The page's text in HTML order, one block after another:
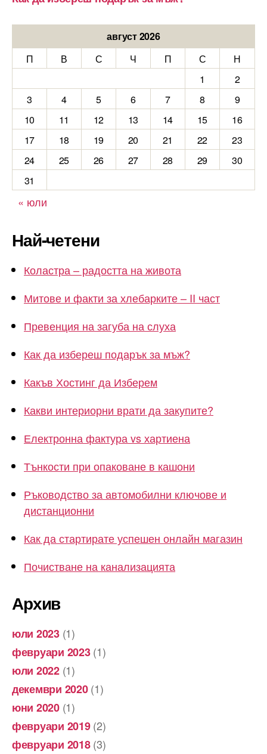
август 2026
П
В С Ч П С
Н
1
2
3
4 5 6 7 8
9
10
11 12 13 14 15
16
17
18 19 20 21 22
23
24
25 26 27 28 29
30
31
« юли
Най-четени
Коластра – радостта на живота
Митове и факти за хлебарките – II част
Превенция на загуба на слуха
Как да избереш подарък за мъж?
Какъв Хостинг да Изберем
Какви интериорни врати да закупите?
Електронна фактура vs хартиена
Тънкости при опаковане в кашони
Ръководство за автомобилни ключове и
дистанционни
Как да стартирате успешен онлайн магазин
Почистване на канализацията
Архив
юли 2023(1)
февруари 2023(1)
юли 2022(1)
декември 2020(1)
юни 2020(1)
февруари 2019(2)
февруари 2018(3)